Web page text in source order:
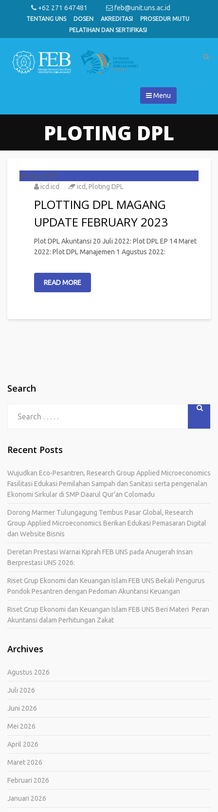
+62 271 647481 feb@unit.uns.ac.id
TENTANG UNS DOSEN AKREDITASI
PROSEDUR MUTU
PELATIHAN DAN SERTIFIKASI
Menu
PLOTING DPL
06 Agu 2026
icd icd
icd, Ploting DPL
PLOTTING DPL MAGANG
UPDATE FEBRUARY 2023
Plot DPL Akuntansi 20 Juli 2022: Plot DPL EP 14 Maret
2022: Plot DPL Manajemen 1 Agustus 2022:
READ MORE
Search
Recent Posts
Wujudkan Eco-Pesantren, Research Group Applied Microeconomics
Fasilitasi Edukasi Pemilahan Sampah dan Sanitasi serta pengenalan
Ekonomi Sirkular di SMP Daarul Qur’an Colomadu
Dorong Marmer Tulungagung Tembus Pasar Global, Research
Group Applied Microeconomics Berikan Edukasi Pemasaran Digital
dan Website Bisnis
Deretan Prestasi Warnai Kiprah FEB UNS pada Anugerah Insan
Berprestasi UNS 2026:
Riset Grup Ekonomi dan Keuangan Islam FEB UNS Bekali Pengurus
Pondok Pesantren dengan Pedoman Akuntansi Keuangan
Riset Grup Ekonomi dan Keuangan Islam FEB UNS Beri Materi Peran
Akuntansi dalam Perhitungan Zakat
Archives
Agustus 2026
Juli 2026
Juni 2026
Mei 2026
April 2026
Maret 2026
Februari 2026
Januari 2026